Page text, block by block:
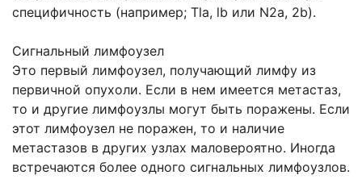
специфичность (например; Tla, lb или N2a, 2b).
Сигнальный лимфоузел
Это первый лимфоузел, получающий лимфу из
первичной опухоли. Если в нем имеется метастаз,
то и другие лимфоузлы могут быть поражены. Если
этот лимфоузел не поражен, то и наличие
метастазов в других узлах маловероятно. Иногда
встречаются более одного сигнальных лимфоузлов.